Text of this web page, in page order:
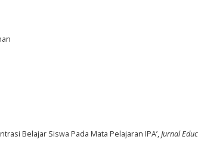
Belajar Siswa Pada Mata Pelajaran IPA’,Jurnal